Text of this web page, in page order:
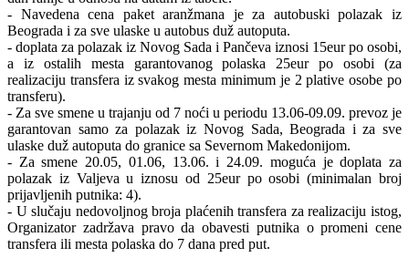
- Navedena cena paket aranžmana je za autobuski polazak iz
Beograda i za sve ulaske u autobus duž autoputa.
- doplata za polazak iz Novog Sada i Pančeva iznosi 15eur po osobi,
a iz ostalih mesta garantovanog polaska 25eur po osobi (za
realizaciju transfera iz svakog mesta minimum je 2 plative osobe po
transferu).
- Za sve smene u trajanju od 7 noći u periodu 13.06-09.09. prevoz je
garantovan samo za polazak iz Novog Sada, Beograda i za sve
ulaske duž autoputa do granice sa Severnom Makedonijom.
- Za smene 20.05, 01.06, 13.06. i 24.09. moguća je doplata za
polazak iz Valjeva u iznosu od 25eur po osobi (minimalan broj
prijavljenih putnika: 4).
- U slučaju nedovoljnog broja plaćenih transfera za realizaciju istog,
Organizator zadržava pravo da obavesti putnika o promeni cene
transfera ili mesta polaska do 7 dana pred put.